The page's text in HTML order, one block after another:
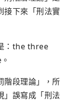
接下來「刑法實
：the three
階段理論」，所
」誤寫成「刑法